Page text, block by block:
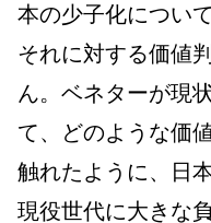
本の少子化につい
それに対する価値
ん。ベネターが現
て、どのような価
触れたように、日
現役世代に大きな